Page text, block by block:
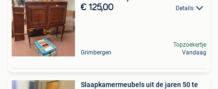
€ 125,00 Details
Grimbergen
Topzoekertje
Vandaag
Slaapkamermeubels uit de jaren 50 te